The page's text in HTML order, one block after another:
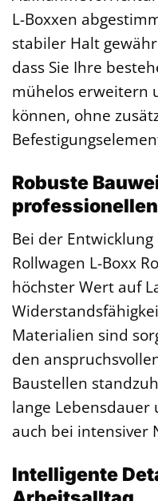
L-Boxxen
stabiler Halt
dass Sie Ihre
mühelos erweitern
können, ohne
Robuste
Bei der Entwicklung
Rollwagen L-Boxx
höchster Wert auf
Materialien sind
den
Baustellen
lange Lebensdauer
auch bei intensiver
Intelligente